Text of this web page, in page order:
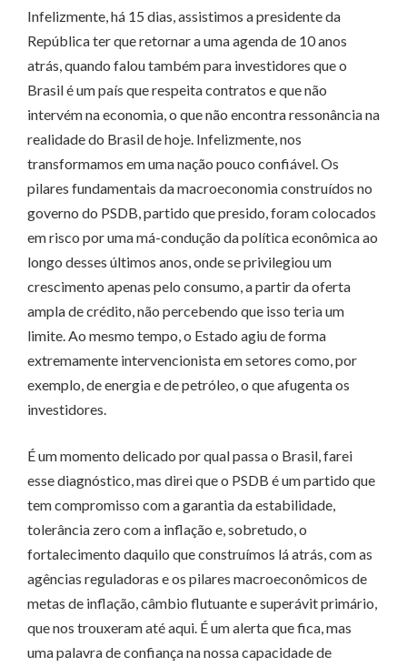
Infelizmente, há 15 dias, assistimos a presidente da
República ter que retornar a uma agenda de 10 anos
atrás, quando falou também para investidores que o
Brasil é um país que respeita contratos e que não
intervém na economia, o que não encontra ressonância na
realidade do Brasil de hoje. Infelizmente, nos
transformamos em uma nação pouco confiável. Os
pilares fundamentais da macroeconomia construídos no
governo do PSDB, partido que presido, foram colocados
em risco por uma má-condução da política econômica ao
longo desses últimos anos, onde se privilegiou um
crescimento apenas pelo consumo, a partir da oferta
ampla de crédito, não percebendo que isso teria um
limite. Ao mesmo tempo, o Estado agiu de forma
extremamente intervencionista em setores como, por
exemplo, de energia e de petróleo, o que afugenta os
investidores.
É um momento delicado por qual passa o Brasil, farei
esse diagnóstico, mas direi que o PSDB é um partido que
tem compromisso com a garantia da estabilidade,
tolerância zero com a inflação e, sobretudo, o
fortalecimento daquilo que construímos lá atrás, com as
agências reguladoras e os pilares macroeconômicos de
metas de inflação, câmbio flutuante e superávit primário,
que nos trouxeram até aqui. É um alerta que fica, mas
uma palavra de confiança na nossa capacidade de